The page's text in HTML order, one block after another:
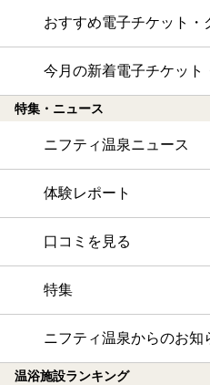
おすすめ電子チケット・
今月の新着電子チケット
特集・ニュース
ニフティ温泉ニュース
体験レポート
口コミを見る
特集
ニフティ温泉からのお知
温浴施設ランキング